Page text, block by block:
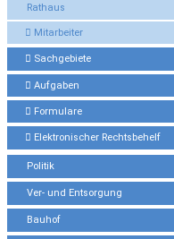
Rathaus
Mitarbeiter
Sachgebiete
Aufgaben
Formulare
Elektronischer Rechtsbehelf
Politik
Ver- und Entsorgung
Bauhof